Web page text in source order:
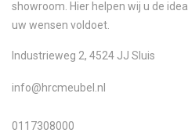
showroom. Hier helpen wij u de
uw wensen voldoet.
Industrieweg 2, 4524 JJ Sluis
info@hrcmeubel.nl
0117308000